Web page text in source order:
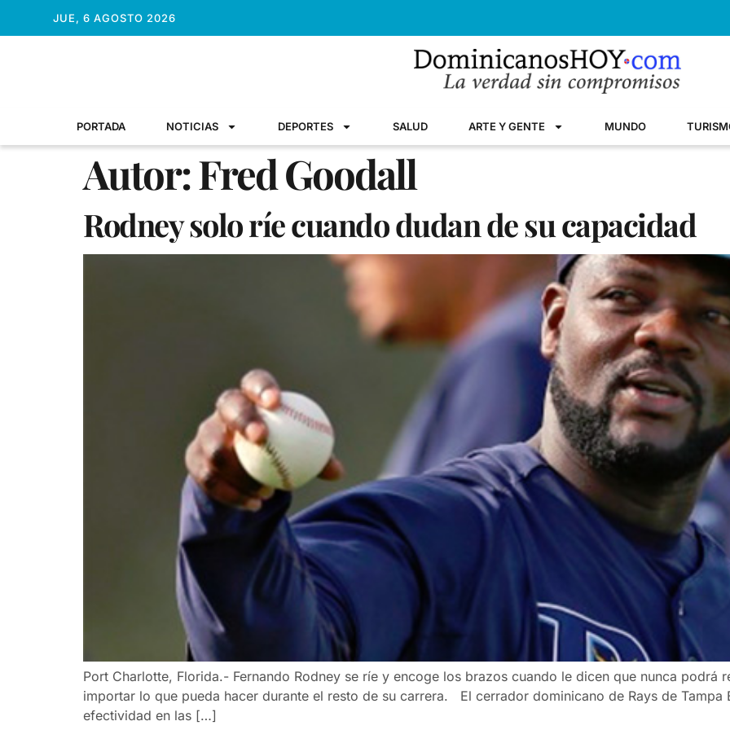
JUE, 6 AGOSTO 2026
PORTADA NOTICIAS DEPORTES SALUD ARTE Y GENTE MUNDO
Autor:Fred Goodall
Rodney solo ríe cuando dudan de su capacidad
Port Charlotte, Florida.- Fernando Rodney se ríe y encoge los brazos cuando le dicen que nunca podrá
importar lo que pueda hacer durante el resto de su carrera. El cerrador dominicano de Rays de
efectividad en las […]